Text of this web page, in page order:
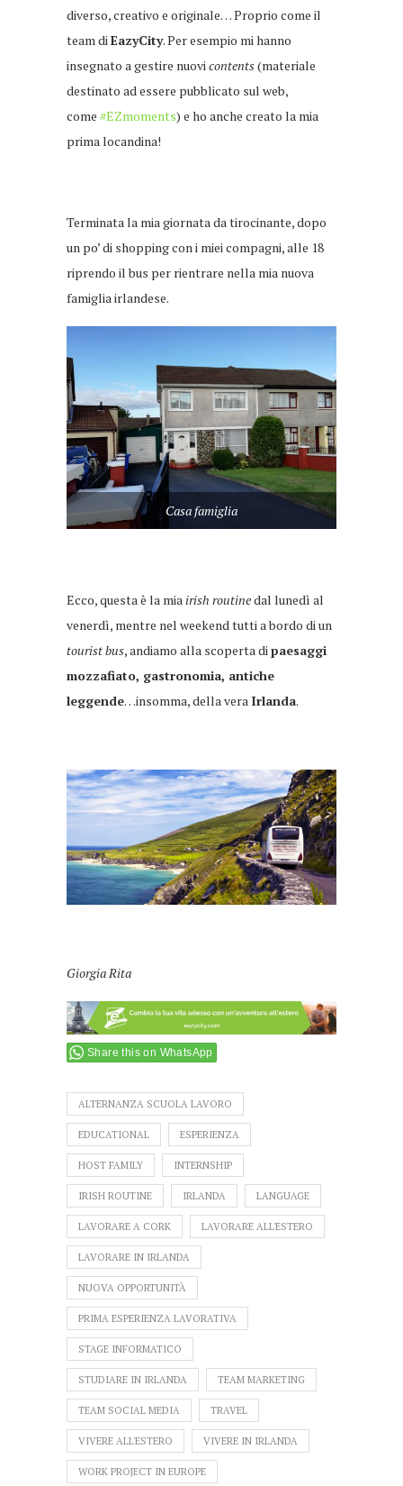
diverso, creativo e originale… Proprio come il
team diEazyCity. Per esempio mi hanno
insegnato a gestire nuovicontents(materiale
destinato ad essere pubblicato sul web,
come #EZmoments) e ho anche creato la mia
prima locandina!
Terminata la mia giornata da tirocinante, dopo
un po’ di shopping con i miei compagni, alle 18
riprendo il bus per rientrare nella mia nuova
famiglia irlandese.
Casa famiglia
Ecco, questa è la miairish routinedal lunedì al
venerdì, mentre nel weekend tutti a bordo di un
tourist bus, andiamo alla scoperta dipaesaggi
mozzafiato, gastronomia, antiche
leggende…insomma, della vera Irlanda.
Giorgia Rita
Share this on WhatsApp
ALTERNANZA SCUOLA LAVORO
EDUCATIONAL ESPERIENZA
HOST FAMILY INTERNSHIP
IRISH ROUTINE IRLANDA LANGUAGE
LAVORARE A CORK LAVORARE ALL'ESTERO
LAVORARE IN IRLANDA
NUOVA OPPORTUNITÀ
PRIMA ESPERIENZA LAVORATIVA
STAGE INFORMATICO
STUDIARE IN IRLANDA TEAM MARKETING
TEAM SOCIAL MEDIA TRAVEL
VIVERE ALL'ESTERO VIVERE IN IRLANDA
WORK PROJECT IN EUROPE